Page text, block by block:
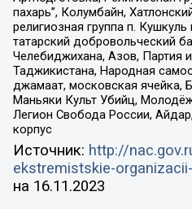
пахарь”, Колумбайн,
религиозная группа п.
татарский добровольческий
Челебиджихана, Азов, Партия
Таджикистана, Народная
джамаат, московская ячейка,
Маньяки Культ Убийц,
Легион Свобода России,
корпус
Источник: http://
ekstremistskie-
на 16.11.2023